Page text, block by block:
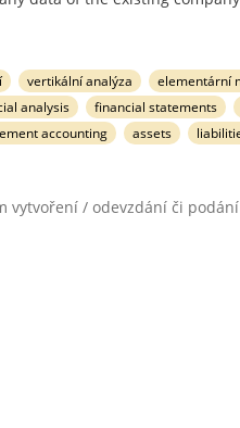
vertikální analýza elementární
analysis financial statements
accounting assets
vytvoření / odevzdání či